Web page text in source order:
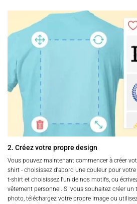
2. Créez votre propre design
Vous pouvez maintenant commencer à créer
shirt - choisissez d'abord une couleur pour
t-shirt et choisissez l'un de nos motifs, ou
vêtement personnel. Si vous souhaitez créer
photo, téléchargez votre propre image ou